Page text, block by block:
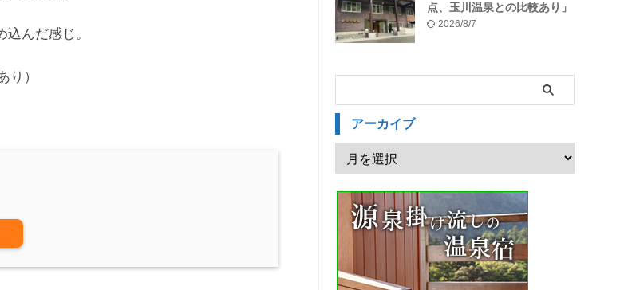
んだ感じ。
り）
点、玉川温泉との比較あり」
2026/8/7
アーカイブ